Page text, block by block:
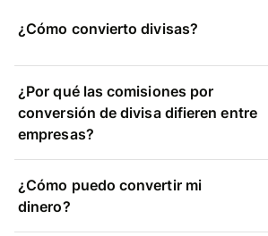
¿Cómo convierto divisas?
¿Por qué las comisiones por
conversión de divisa difieren entre
empresas?
¿Cómo puedo convertir mi
dinero?